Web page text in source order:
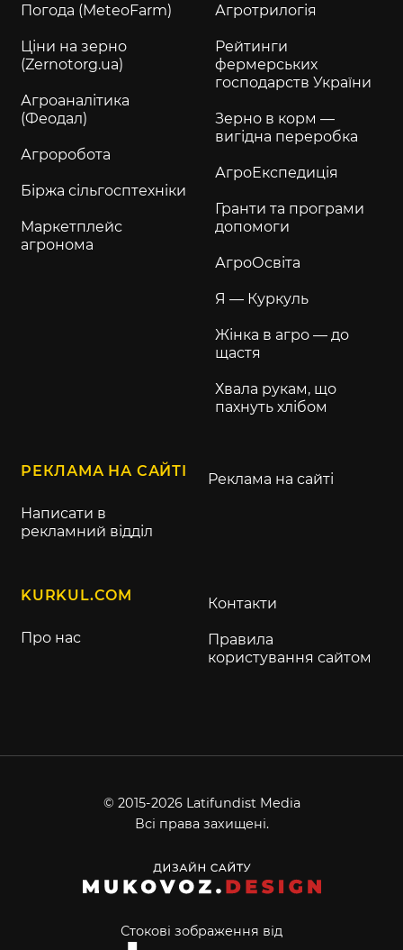
Погода (MeteoFarm)
Ціни на зерно
(Zernotorg.ua)
Агроаналітика
(Феодал)
Агроробота
Біржа сільгосптехніки
Маркетплейс
агронома
Агротрилогія
Рейтинги
фермерських
господарств України
Зерно в корм —
вигідна переробка
АгроЕкспедиція
Гранти та програми
допомоги
АгроОсвіта
Я — Куркуль
Жінка в агро — до
щастя
Хвала рукам, що
пахнуть хлібом
РЕКЛАМА НА САЙТІ
Написати в
рекламний відділ
Реклама на сайті
KURKUL.COM
Про нас
Контакти
Правила
користування сайтом
© 2015-2026 Latifundist Media
Всі права захищені.
Стокові зображення від